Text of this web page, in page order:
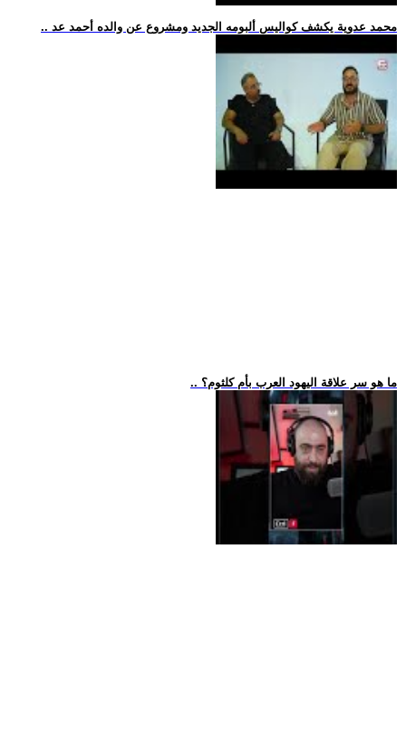
.. محمد عدوية يكشف كواليس ألبومه الجديد ومشروع عن والده أحمد عد
.. ما هو سر علاقة اليهود العرب بأم كلثوم؟